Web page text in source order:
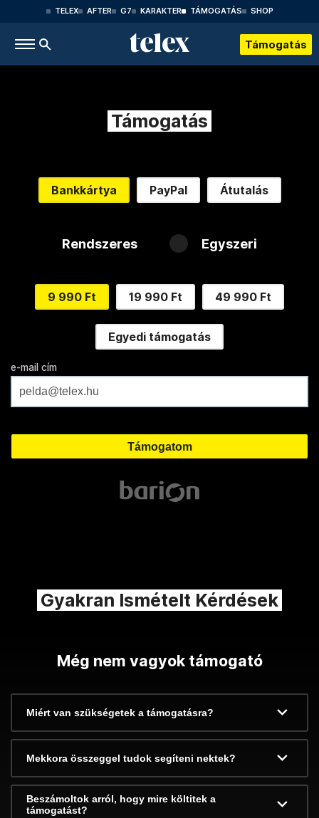
TELEX AFTER G7 KARAKTER TÁMOGATÁS SHOP
Támogatás
Támogatás
Bankkártya PayPal Átutalás
Rendszeres Egyszeri
9 990 Ft 19 990 Ft 49 990 Ft
Egyedi támogatás
e-mail cím
Gyakran Ismételt Kérdések
Még nem vagyok támogató
Miért van szükségetek a támogatásra?
Mekkora összeggel tudok segíteni nektek?
Beszámoltok arról, hogy mire költitek a
támogatást?